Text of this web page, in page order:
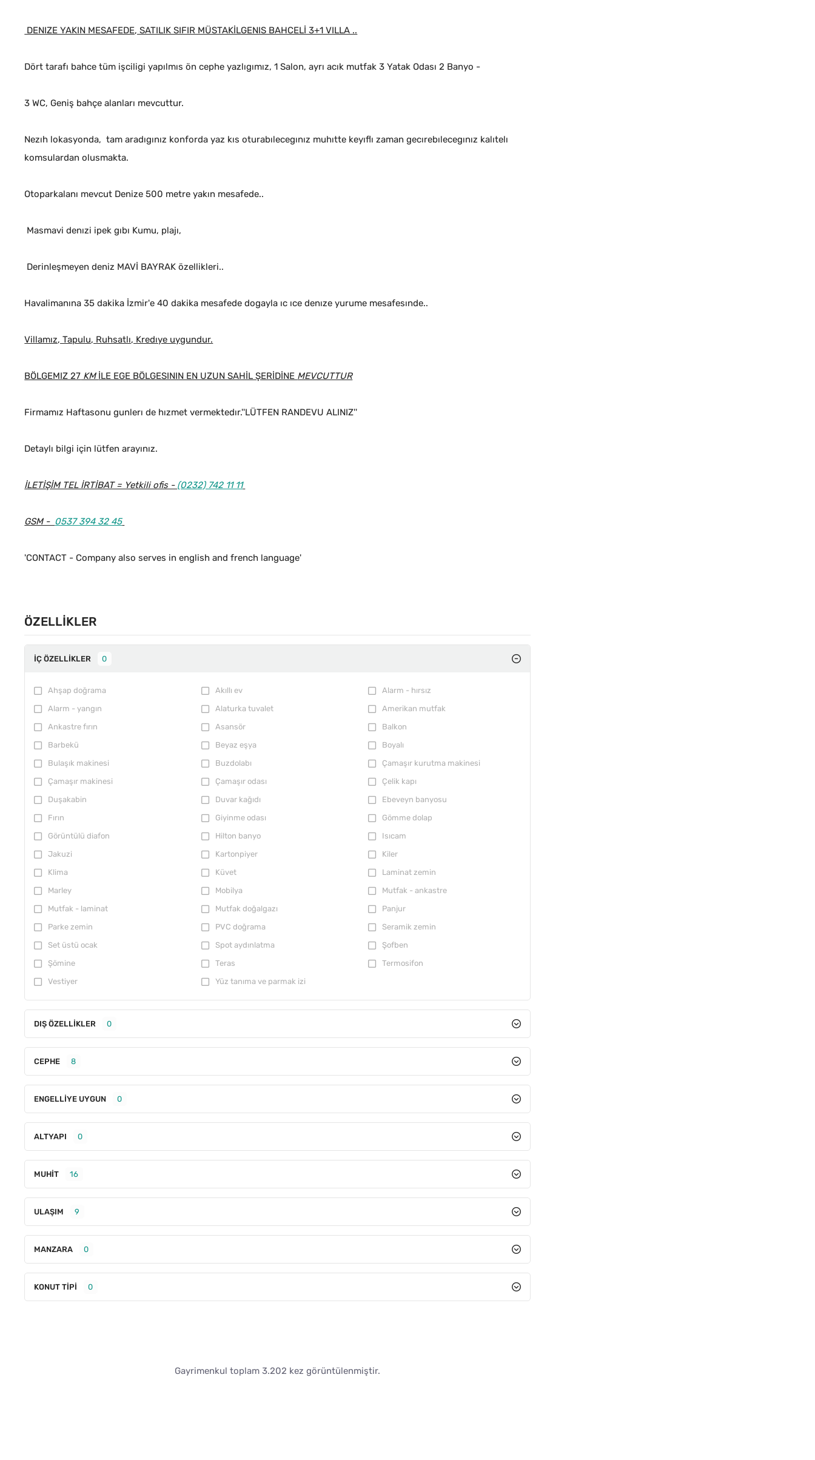
DENIZE YAKIN MESAFEDE, SATILIK SIFIR MÜSTAKİLGENIS BAHCELİ 3+1 VILLA ..
Dört tarafı bahce tüm işciligi yapılmıs ön cephe yazlıgımız, 1 Salon, ayrı acık mutfak 3 Yatak Odası 2 Banyo -
3 WC, Geniş bahçe alanları mevcuttur.
Nezıh lokasyonda, tam aradıgınız konforda yaz kıs oturabılecegınız muhıtte keyıflı zaman gecırebılecegınız kalıtelı
komsulardan olusmakta.
Otoparkalanı mevcut Denize 500 metre yakın mesafede..
Masmavi denızi ipek gıbı Kumu, plajı,
Derinleşmeyen deniz MAVİ BAYRAK özellikleri..
Havalimanına 35 dakika İzmir'e 40 dakika mesafede dogayla ıc ıce denıze yurume mesafesınde..
Villamız, Tapulu, Ruhsatlı, Kredıye uygundur.
BÖLGEMIZ 27 KM İLE EGE BÖLGESININ EN UZUN SAHİL ŞERİDİNE MEVCUTTUR
Firmamız Haftasonu gunlerı de hızmet vermektedır.''LÜTFEN RANDEVU ALINIZ''
Detaylı bilgi için lütfen arayınız.
İLETİŞİM TEL İRTİBAT = Yetkili ofis - (0232) 742 11 11
GSM - 0537 394 32 45
'CONTACT - Company also serves in english and french language'
ÖZELLIKLER
İÇ ÖZELLIKLER 0
Ahşap doğrama Akıllı ev
Alarm - hırsız
Alarm - yangın
Alaturka tuvalet
Amerikan mutfak
Ankastre fırın
Asansör
Balkon
Barbekü
Beyaz eşya
Boyalı
Bulaşık makinesi
Buzdolabı
Çamaşır kurutma makinesi
Çamaşır makinesi
Çamaşır odası
Çelik kapı
Duşakabin
Duvar kağıdı
Ebeveyn banyosu
Fırın
Giyinme odası
Gömme dolap
Görüntülü diafon
Hilton banyo
Isıcam
Jakuzi
Kartonpiyer
Kiler
Klima
Küvet
Laminat zemin
Marley
Mobilya
Mutfak - ankastre
Mutfak - laminat
Mutfak doğalgazı
Panjur
Parke zemin
PVC doğrama
Seramik zemin
Set üstü ocak
Spot aydınlatma
Şofben
Şömine
Teras
Termosifon
Vestiyer
Yüz tanıma ve parmak izi
DIŞ ÖZELLIKLER 0
CEPHE 8
ENGELLIYE UYGUN 0
ALTYAPI 0
MUHIT 16
ULAŞIM 9
MANZARA 0
KONUT TIPI 0
Gayrimenkul toplam 3.202 kez görüntülenmiştir.